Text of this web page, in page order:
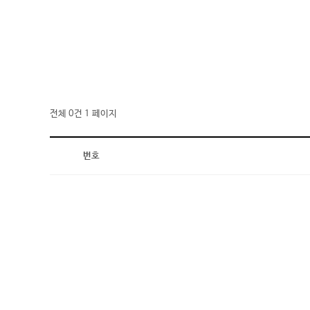
전체 0건 1 페이지
번호